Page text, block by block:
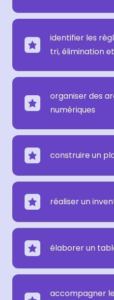
identifier les
tri, élimination
organiser des
numériques
construire un
réaliser un
élaborer un
accompagner